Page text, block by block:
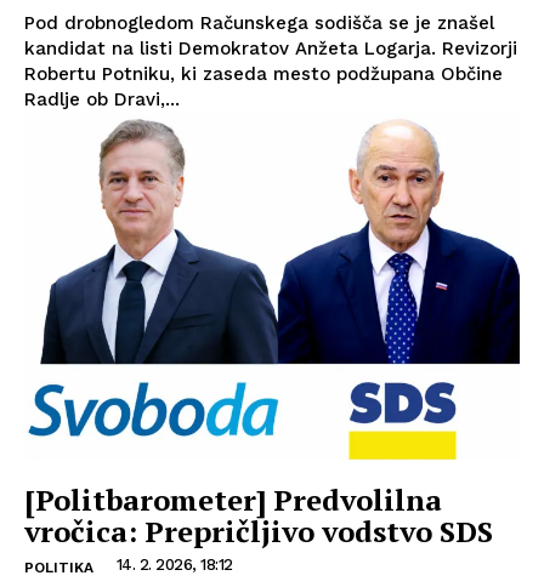
Pod drobnogledom Računskega sodišča se je znašel
kandidat na listi Demokratov Anžeta Logarja. Revizorji
Robertu Potniku, ki zaseda mesto podžupana Občine
Radlje ob Dravi,...
[Politbarometer] Predvolilna
vročica: Prepričljivo vodstvo SDS
POLITIKA 14. 2. 2026, 18:12